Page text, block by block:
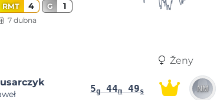
RMT 4 G 1
7 dubna
5g 44m 49s
Ženy